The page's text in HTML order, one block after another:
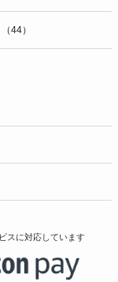
44）
スに対応しています